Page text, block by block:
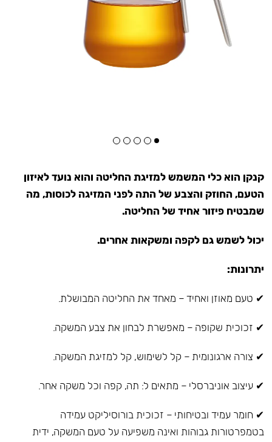
קנקן הוא כלי המשמש למזיגת החליטה והוא נועד לאיזון
הטעם, החוזק והצבע של התה לפני המזיגה לכוסות, מה
שמבטיח פיזור אחיד של החליטה.
יכול לשמש גם לקפה ומשקאות אחרים.
יתרונות:
✔ טעם מאוזן ואחיד – מאחד את החליטה המבושלת.
✔ זכוכית שקופה – מאפשרת לבחון את צבע המשקה.
✔ צורה ארגונומית – קל לשימוש, קל למזיגת המשקה.
✔ עיצוב אוניברסלי – מתאים ל: תה, קפה וכל משקה אחר.
✔ חומר עמיד ובטיחותי – זכוכית בורוסיליקט עמידה
בטמפרטורות גבוהות ואינה משפיעה על טעם המשקה, ידית